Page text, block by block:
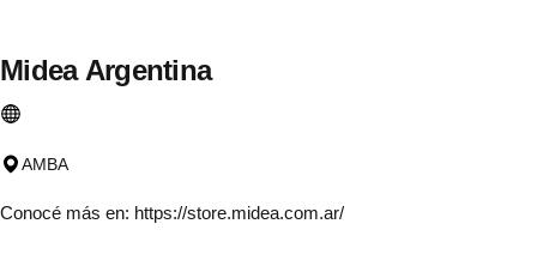
Midea Argentina
AMBA
Conocé más en: https://store.midea.com.ar/